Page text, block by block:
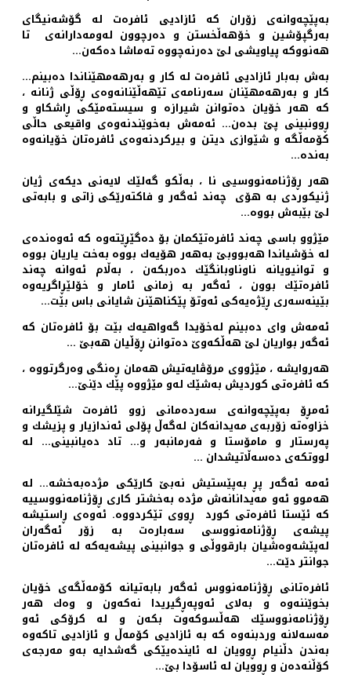
به‌پێچه‌وانه‌ی زۆران كه‌ ئازادیی ئافره‌ت له‌ گۆشه‌نیگای
به‌رگپۆشین و خۆهه‌ڵخستن و ده‌رچوون له‌ومه‌دارانه‌ی تا
هه‌نووكه‌ پیاویشی لێ ده‌رنه‌چووه‌ ته‌ماشا ده‌كه‌ن…
به‌ش به‌بار ئازادیی ئافره‌ت له‌ كار و به‌رهه‌مهێناندا ده‌بینم…
كار و به‌رهه‌مهێنان سه‌رنامه‌ی تێهه‌ڵێنانه‌وه‌ی ڕۆڵی ژنانه‌ ‌،
كه‌ هه‌ر خۆیان ده‌توانن شیرازه ‌و سیسته‌مێكی ڕاشكاو و
ڕوونبینی پێ بده‌ن… ئه‌مه‌ش به‌خوێندنه‌وه‌ی واقیعی حاڵی
كۆمه‌ڵگه ‌و شێوازی دیتن و بیركردنه‌وه‌ی ئافره‌تان خۆیانه‌وه‌
به‌نده‌…
هه‌ر ڕۆژنامه‌نووسیی نا ، به‌ڵكو گه‌لێك لایه‌نی دیكه‌ی ژیان
ژنیكوردی به‌ هۆی چه‌ند ئه‌گه‌ر و فاكته‌رێكی زاتی و بابه‌تی
لێ بێبه‌ش بووه‌…
مێژوو باسی چه‌ند ئافره‌تێكمان بۆ ده‌گێڕێته‌وه‌ كه‌ ئه‌وه‌نده‌ی
له‌ خۆشیاندا هه‌بووبێ به‌هه‌ر هۆیه‌ك بووه‌ به‌خت یاریان بووه
‌و توانیویانه‌ ناوناوبانگێك ده‌ربكه‌ن ، به‌ڵام ئه‌وانه‌ چه‌ند
ئافره‌تێك بوون ، ئه‌گه‌ر به‌ زمانی ئامار و خۆلێڕاگریه‌وه‌
بێینه‌سه‌ری ڕێژه‌یه‌كی ئه‌وتۆ پێكناهێنن شایانی باس بێت…
ئه‌مه‌ش وای ده‌بینم له‌خۆیدا گه‌واهیه‌ك بێت بۆ ئافره‌تان كه‌
ئه‌گه‌ر بواریان لێ هه‌ڵكه‌وێ ده‌توانن ڕۆڵیان هه‌بێ …
هه‌روایشه‌ ، مێژووی مرۆڤایه‌تیش هه‌مان ڕه‌نگی وه‌رگرتووه ‌،
كه‌ ئافره‌تی كوردیش به‌شێك له‌و مێژووه‌ پێك دێنێ…
ئه‌مڕۆ به‌پێچه‌وانه‌ی سه‌رده‌مانی زوو ئافره‌ت شێلگیرانه‌
خزاوه‌ته‌ زۆربه‌ی مه‌یدانه‌كان له‌گه‌ڵ پۆلی ئه‌ندازیار و پزیشك و
په‌رستار و مامۆستا و فه‌رمانبه‌ر و… تاد ده‌یانبینی… له‌
لووتكه‌ی ده‌سه‌ڵاتیشدان …
ئه‌مه‌ ئه‌گه‌ر پڕ به‌پێستیش نه‌بێ كارێكی مژده‌به‌خشه‌… له‌
هه‌موو ئه‌و مه‌یدانانه‌ش مژده‌ به‌خشتر كاری ڕۆژنامه‌نووسییه‌
كه‌ ئێستا ئافره‌تی كورد ڕووی تێكردووه‌. ئه‌وه‌ی ڕاستیشه‌
پیشه‌ی ڕۆژنامه‌نووسی سه‌باره‌ت به‌ زۆر ئه‌گه‌ران
له‌پێشه‌وه‌شیان بارقووڵی و جوانبینی پیشه‌یه‌كه‌ له‌ ئافره‌تان
جوانتر دێت…
ئافره‌تانی ڕۆژنامه‌نووس ئه‌گه‌ر بابه‌تیانه‌ كۆمه‌ڵگه‌ی خۆیان
بخوێننه‌وه ‌و به‌لای ئه‌وپه‌ڕگیریدا نه‌كه‌ون و وه‌ك هه‌ر
ڕۆژنامه‌نووسێك هه‌ڵسوكه‌وت بكه‌ن و له‌ كرۆكی ئه‌و
مه‌سه‌لانه‌ وردبنه‌وه‌ كه‌ به‌ ئازادیی كۆمه‌ڵ و ئازادیی تاكه‌وه‌
به‌ندن دڵنیام ڕوویان له‌ ئاینده‌یێكی گه‌شدایه‌ به‌و مه‌رجه‌ی
كۆڵنه‌ده‌ن و ڕوویان له‌ ئاسۆدا بێ…